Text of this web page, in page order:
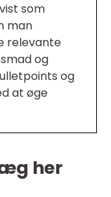
som
man
relevante
og
og
at øge
her